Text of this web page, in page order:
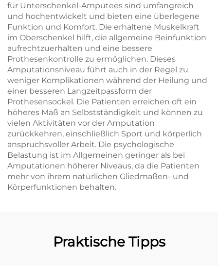
für Unterschenkel-Amputees sind umfangreich
und hochentwickelt und bieten eine überlegene
Funktion und Komfort. Die erhaltene Muskelkraft
im Oberschenkel hilft, die allgemeine Beinfunktion
aufrechtzuerhalten und eine bessere
Prothesenkontrolle zu ermöglichen. Dieses
Amputationsniveau führt auch in der Regel zu
weniger Komplikationen während der Heilung und
einer besseren Langzeitpassform der
Prothesensockel. Die Patienten erreichen oft ein
höheres Maß an Selbstständigkeit und können zu
vielen Aktivitäten vor der Amputation
zurückkehren, einschließlich Sport und körperlich
anspruchsvoller Arbeit. Die psychologische
Belastung ist im Allgemeinen geringer als bei
Amputationen höherer Niveaus, da die Patienten
mehr von ihrem natürlichen Gliedmaßen- und
Körperfunktionen behalten.
Praktische Tipps